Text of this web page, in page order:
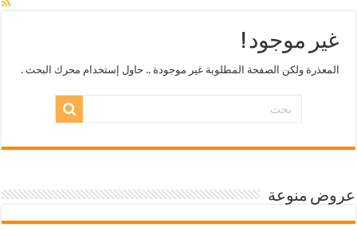
غير موجود !
المعذرة ولكن الصفحة المطلوبة غير موجودة .. حاول إستخدام محرك البحث .
عروض منوعة